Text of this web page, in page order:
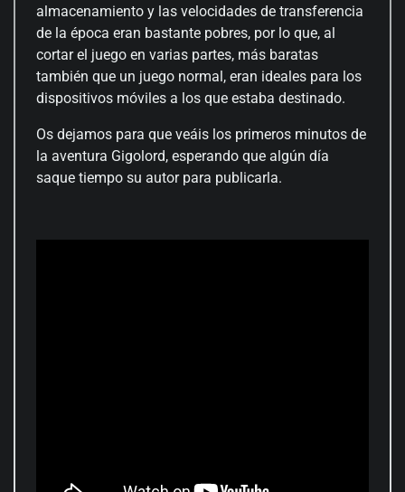
almacenamiento y las velocidades de transferencia
de la época eran bastante pobres, por lo que, al
cortar el juego en varias partes, más baratas
también que un juego normal, eran ideales para los
dispositivos móviles a los que estaba destinado.
Os dejamos para que veáis los primeros minutos de
la aventura Gigolord, esperando que algún día
saque tiempo su autor para publicarla.